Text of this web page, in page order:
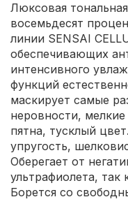
Люксовая
восемьдесят
линии SENSAI
обеспечивающих
интенсивного
функций
маскирует самые
неровности,
пятна, тусклый
упругость,
Оберегает от
ультрафиолета, так
Борется со